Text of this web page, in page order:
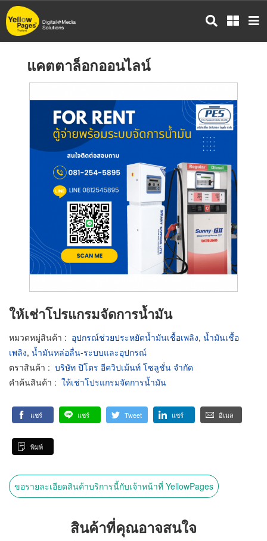
ข้าม
ไป
แคตตาล็อกออนไลน์
ให้เช่าโปรแกรมจัดการน้ำมัน
หมวดหมู่สินค้า : อุปกรณ์ช่วยประหยัดน้ำมันเชื้อเพลิง, น้ำมันเชื้อ
เพลิง, น้ำมันหล่อลื่น-ระบบและอุปกรณ์
ตราสินค้า : บริษัท ปิโตร อีควิปเม้นท์ โซลูชั่น จำกัด
คำค้นสินค้า : ให้เช่าโปรแกรมจัดการน้ำมัน
แชร์ แชร์ Tweet แชร์ อีเมล
พิมพ์
ขอรายละเอียดสินค้าบริการนี้กับเจ้าหน้าที่ YellowPages
สินค้าที่คุณอาจสนใจ